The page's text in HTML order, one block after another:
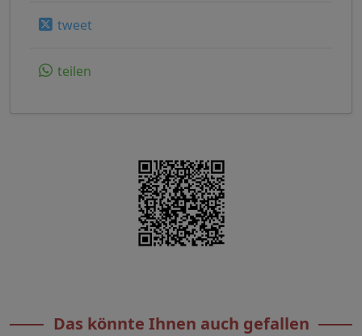
tweet
teilen
Das könnte Ihnen auch gefallen